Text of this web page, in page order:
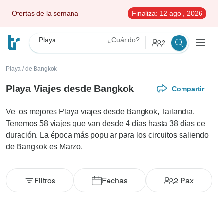
Ofertas de la semana Finaliza: 12 ago., 2026
Playa ¿Cuándo? 2
Playa / de Bangkok
Playa Viajes desde Bangkok Compartir
Ve los mejores Playa viajes desde Bangkok, Tailandia.
Tenemos 58 viajes que van desde 4 días hasta 38 días de
duración. La época más popular para los circuitos saliendo
de Bangkok es Marzo.
Fechas 2 Pax
Filtros